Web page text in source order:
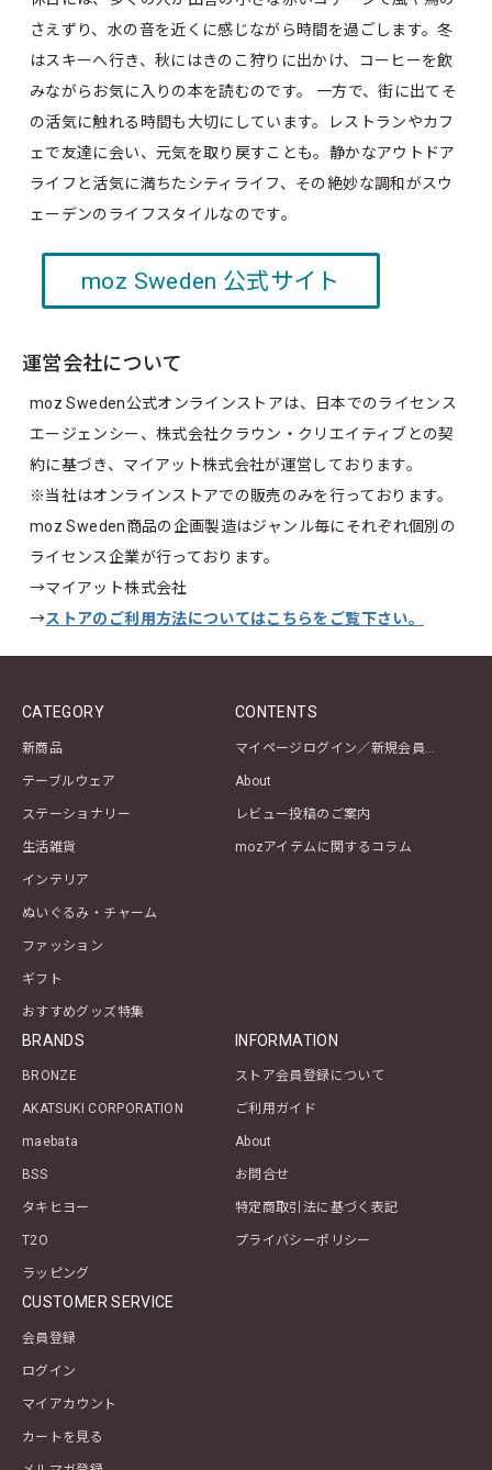
さえずり、水の音を近くに感じながら時間を過ごします。冬
はスキーへ行き、秋にはきのこ狩りに出かけ、コーヒーを飲
みながらお気に入りの本を読むのです。 一方で、街に出てそ
の活気に触れる時間も大切にしています。レストランやカフ
ェで友達に会い、元気を取り戻すことも。静かなアウトドア
ライフと活気に満ちたシティライフ、その絶妙な調和がスウ
ェーデンのライフスタイルなのです。
moz Sweden 公式サイト
運営会社について
moz Sweden公式オンラインストアは、日本でのライセンス
エージェンシー、株式会社クラウン・クリエイティブとの契
約に基づき、マイアット株式会社が運営しております。
※当社はオンラインストアでの販売のみを行っております。
moz Sweden商品の企画製造はジャンル毎にそれぞれ個別の
ライセンス企業が行っております。
→マイアット株式会社
→ストアのご利用方法についてはこちらをご覧下さい。
CATEGORY
新商品
テーブルウェア
ステーショナリー
生活雑貨
インテリア
ぬいぐるみ・チャーム
ファッション
ギフト
おすすめグッズ特集
CONTENTS
About
レビュー投稿のご案内
mozアイテムに関するコラム
BRANDS
BRONZE
AKATSUKI CORPORATION
maebata
BSS
タキヒヨー
T2O
ラッピング
INFORMATION
ストア会員登録について
ご利用ガイド
About
お問合せ
特定商取引法に基づく表記
プライバシーポリシー
CUSTOMER SERVICE
会員登録
ログイン
マイアカウント
カートを見る